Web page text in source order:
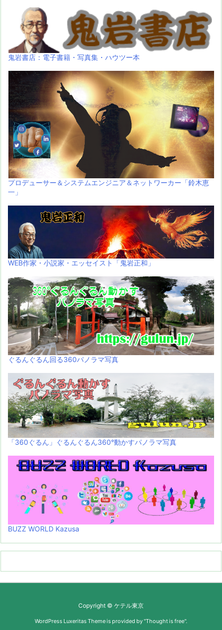
鬼岩書店：電子書籍・写真集・ハウツー本
プロデューサー＆システムエンジニア＆ネットワーカー「鈴木恵
一」
WEB作家・小説家・エッセイスト「鬼岩正和」
ぐるんぐるん回る360パノラマ写真
「360ぐるん」ぐるんぐるん360°動かすパノラマ写真
BUZZ WORLD Kazusa
Copyright © ケテル東京
WordPress Luxeritas Theme is provided by "Thought is free".